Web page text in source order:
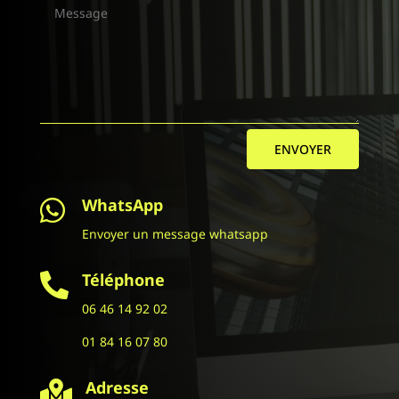
ENVOYER
 WhatsApp
Envoyer un message whatsapp
 Téléphone
06 46 14 92 02
01 84 16 07 80
 Adresse